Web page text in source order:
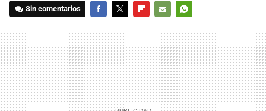
Sin comentarios
MAIL